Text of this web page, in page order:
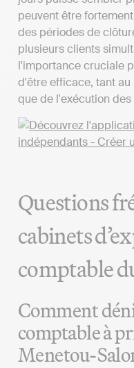
peuvent être
des périodes de
plusieurs clients
l'importance cruciale
d'être efficace, tant
que de l'exécution des
Questions
cabinets
comptable
Comment
comptable à
Menetou-